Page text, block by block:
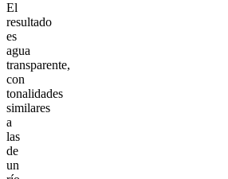
El
resultado
es
agua
transparente,
con
tonalidades
similares
a
las
de
un